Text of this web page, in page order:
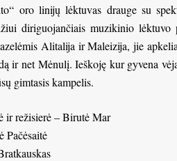
oro linijų lėktuvas drauge su
diriguojančiais muzikinio
Alitalija ir Maleizija, jie
ir net Mėnulį. Ieškoję kur gyvena
gimtasis kampelis.
ir režisierė – Birutė Mar
Pačėsaitė